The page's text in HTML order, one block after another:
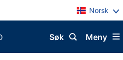
Norsk
Meny
Søk